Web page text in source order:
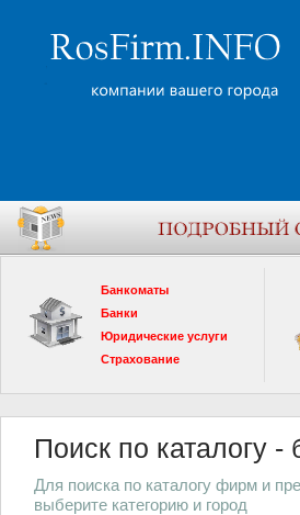
Банкоматы
Банки
Юридические услуги
Страхование
Поиск по каталогу -
Для поиска по каталогу фирм и
выберите категорию и город